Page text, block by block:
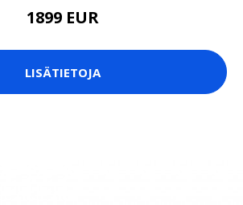
1899 EUR
LISÄTIETOJA